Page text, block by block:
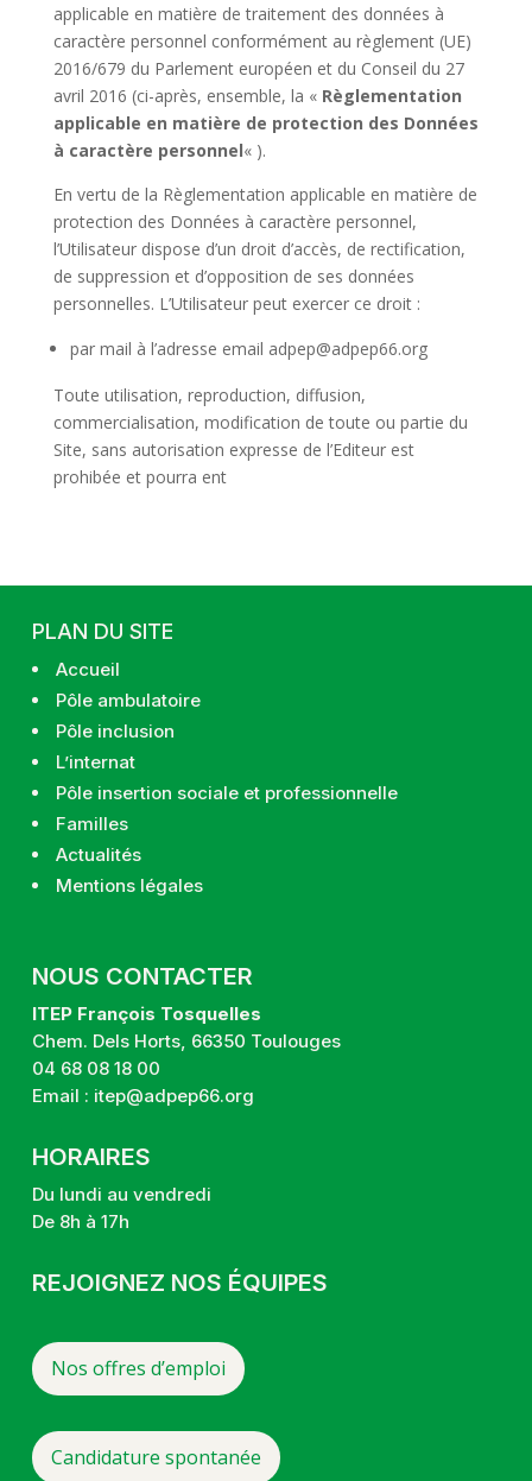
applicable en matière de traitement des données à
caractère personnel conformément au règlement (UE)
2016/679 du Parlement européen et du Conseil du 27
avril 2016 (ci-après, ensemble, la « Règlementation
applicable en matière de protection des Données
à caractère personnel« ).
En vertu de la Règlementation applicable en matière de
protection des Données à caractère personnel,
l’Utilisateur dispose d’un droit d’accès, de rectification,
de suppression et d’opposition de ses données
personnelles. L’Utilisateur peut exercer ce droit :
par mail à l’adresse email adpep@adpep66.org
Toute utilisation, reproduction, diffusion,
commercialisation, modification de toute ou partie du
Site, sans autorisation expresse de l’Editeur est
prohibée et pourra ent
PLAN DU SITE
Accueil
Pôle ambulatoire
Pôle inclusion
L’internat
Pôle insertion sociale et professionnelle
Familles
Actualités
Mentions légales
NOUS CONTACTER
ITEP François Tosquelles
Chem. Dels Horts, 66350 Toulouges
04 68 08 18 00
Email : itep@adpep66.org
HORAIRES
Du lundi au vendredi
De 8h à 17h
REJOIGNEZ NOS ÉQUIPES
Nos offres d’emploi
Candidature spontanée